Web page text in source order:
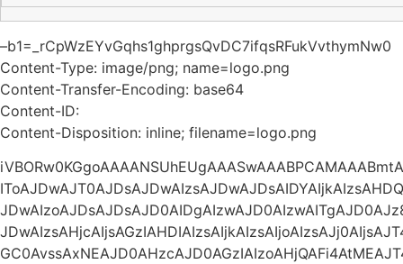
–b1=_rCpWzEYvGqhs1ghprgsQvDC7ifqsRFukVvthymNw0
Content-Type: image/png; name=logo.png
Content-Transfer-Encoding: base64
Content-ID:
Content-Disposition: inline; filename=logo.png